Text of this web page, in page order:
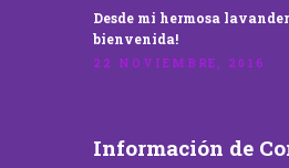
Desde mi hermosa
bienvenida!
22 NOVIEMBRE, 2016
Información de